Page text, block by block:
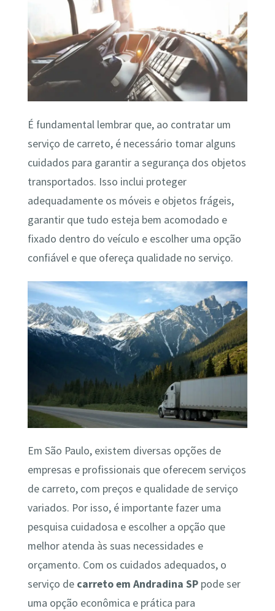
É fundamental lembrar que, ao contratar um
serviço de carreto, é necessário tomar alguns
cuidados para garantir a segurança dos objetos
transportados. Isso inclui proteger
adequadamente os móveis e objetos frágeis,
garantir que tudo esteja bem acomodado e
fixado dentro do veículo e escolher uma opção
confiável e que ofereça qualidade no serviço.
Em São Paulo, existem diversas opções de
empresas e profissionais que oferecem serviços
de carreto, com preços e qualidade de serviço
variados. Por isso, é importante fazer uma
pesquisa cuidadosa e escolher a opção que
melhor atenda às suas necessidades e
orçamento. Com os cuidados adequados, o
serviço de carreto em Andradina SPpode ser
uma opção econômica e prática para